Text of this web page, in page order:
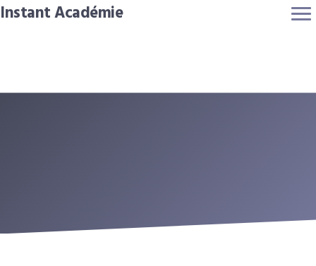
Instant Académie
Agenda
Contact